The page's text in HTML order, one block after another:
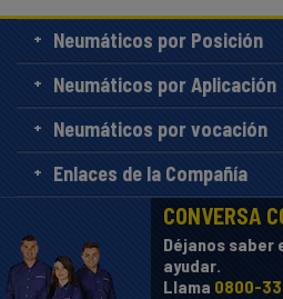
Neumáticos por Posición
Neumáticos por Aplicación
Neumáticos por vocación
Enlaces de la Compañía
CONVERSA
Déjanos saber
ayudar.
Llama 0800-